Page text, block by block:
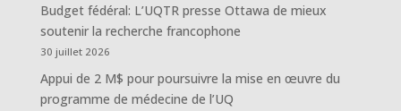
Budget fédéral: L’UQTR presse Ottawa de mieux
soutenir la recherche francophone
30 juillet 2026
Appui de 2 M$ pour poursuivre la mise en œuvre du
programme de médecine de l’UQ